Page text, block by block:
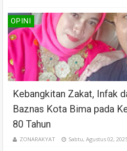
OPINI
Kebangkitan Zakat, Infak
Baznas Kota Bima pada
80 Tahun
ZONARAKYAT Sabtu, Agustus 02,